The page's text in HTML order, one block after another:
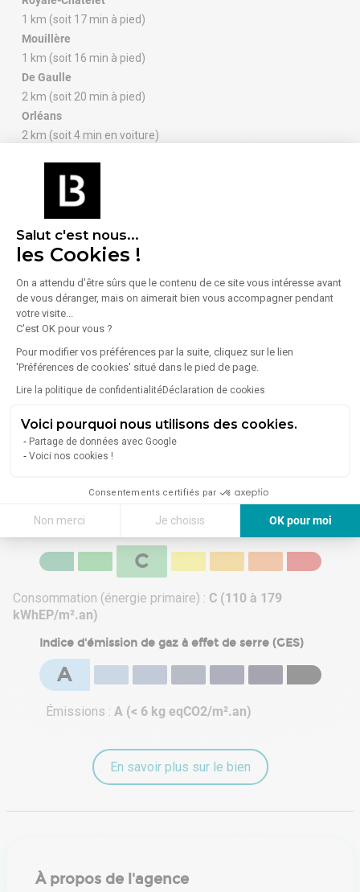
Salut c'est nous...
les Cookies !
On a attendu d'être sûrs que le contenu de ce site vous intéresse avant
de vous déranger, mais on aimerait bien vous accompagner pendant
votre visite...
C'est OK pour vous ?
Pour modifier vos préférences par la suite, cliquez sur le lien
'Préférences de cookies' situé dans le pied de page.
Lire la politique de confidentialitéDéclaration de cookies
Voici pourquoi nous utilisons des cookies.
Partage de données avec Google
Voici nos cookies !
Consentements certifiés par
Non merci Je choisis
OK pour moi
Plateforme de Gestion du Consentement : Personnalisez vos Options
Notre plateforme vous permet d'adapter et de gérer vos paramètres
1 km (soit 17 min à pied)
Mouillère
1 km (soit 16 min à pied)
De Gaulle
2 km (soit 20 min à pied)
Orléans
2 km (soit 4 min en voiture)
Les Aubrais
5 km (soit 10 min en voiture)
À proximité (moins de 300 m)
Enseignement
1 Lycée
Alimentation
2 Restaurants
En savoir plus sur le quartier
C
Consommation (énergie primaire) : C (110 à 179
kWhEP/m².an)
Indice d'émission de gaz à effet de serre (GES)
A
Émissions : A (< 6 kg eqCO2/m².an)
En savoir plus sur le bien
À propos de l'agence